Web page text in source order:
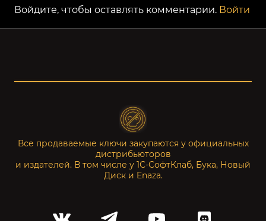
Войдите, чтобы оставлять комментарии. Войти
Все продаваемые ключи закупаются у официальных
дистрибьюторов
и издателей. В том числе у 1С-СофтКлаб, Бука, Новый
Диск и Enaza.